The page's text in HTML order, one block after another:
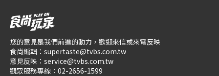
您的意見是我們前進的動力，歡迎來信或來電反映
食尚編輯： supertaste@tvbs.com.tw
意見反映： service@tvbs.com.tw
觀眾服務專線： 02-2656-1599